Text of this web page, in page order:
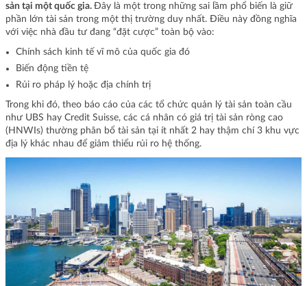
sản tại một quốc gia. Đây là một trong những sai lầm phổ biến là giữ
phần lớn tài sản trong một thị trường duy nhất. Điều này đồng nghĩa
với việc nhà đầu tư đang “đặt cược” toàn bộ vào:
Chính sách kinh tế vĩ mô của quốc gia đó
Biến động tiền tệ
Rủi ro pháp lý hoặc địa chính trị
Trong khi đó, theo báo cáo của các tổ chức quản lý tài sản toàn cầu
như UBS hay Credit Suisse, các cá nhân có giá trị tài sản ròng cao
(HNWIs) thường phân bổ tài sản tại ít nhất 2 hay thậm chí 3 khu vực
địa lý khác nhau để giảm thiểu rủi ro hệ thống.